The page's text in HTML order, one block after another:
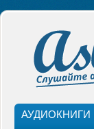
АУДИОКНИГИ